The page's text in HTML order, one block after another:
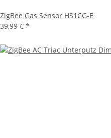
ZigBee Gas Sensor HS1CG-E
39,99 € *